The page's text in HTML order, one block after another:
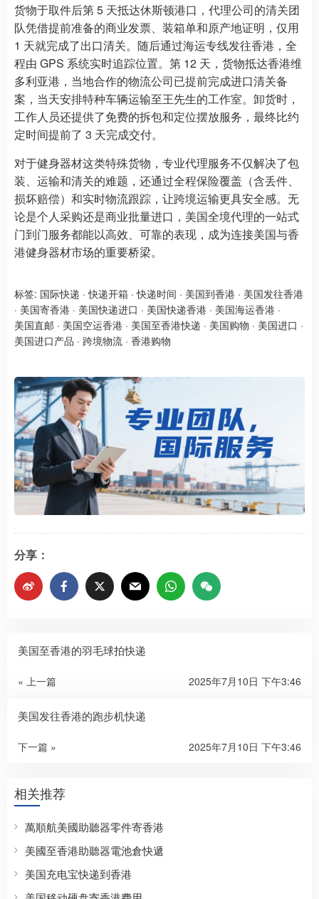
货物于取件后第 5 天抵达休斯顿港口，代理公司的清关团
队凭借提前准备的商业发票、装箱单和原产地证明，仅用
1 天就完成了出口清关。随后通过海运专线发往香港，全
程由 GPS 系统实时追踪位置。第 12 天，货物抵达香港维
多利亚港，当地合作的物流公司已提前完成进口清关备
案，当天安排特种车辆运输至王先生的工作室。卸货时，
工作人员还提供了免费的拆包和定位摆放服务，最终比约
定时间提前了 3 天完成交付。
对于健身器材这类特殊货物，专业代理服务不仅解决了包
装、运输和清关的难题，还通过全程保险覆盖（含丢件、
损坏赔偿）和实时物流跟踪，让跨境运输更具安全感。无
论是个人采购还是商业批量进口，美国全境代理的一站式
门到门服务都能以高效、可靠的表现，成为连接美国与香
港健身器材市场的重要桥梁。
标签: 国际快递 ·快递开箱 ·快递时间 · 美国到香港 · 美国发往香港
· 美国寄香港 · 美国快递进口 · 美国快递香港 · 美国海运香港 ·
美国直邮 · 美国空运香港 · 美国至香港快递 · 美国购物 · 美国进口 ·
美国进口产品 · 跨境物流 · 香港购物
分享：
美国至香港的羽毛球拍快递
« 上一篇 2025年7月10日 下午3:46
美国发往香港的跑步机快递
下一篇 » 2025年7月10日 下午3:46
相关推荐
萬順航美國助聽器零件寄香港
美國至香港助聽器電池倉快遞
美国充电宝快递到香港